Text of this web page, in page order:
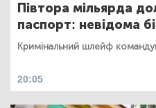
Півтора мільярда
паспорт: невідома
Кримінальний шлейф
20:05